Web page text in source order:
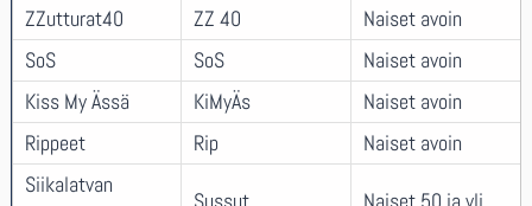
ZZutturat40 ZZ 40
Naiset avoin
SoS
SoS
Naiset avoin
Kiss My Ässä
KiMyÄs
Naiset avoin
Rippeet
Rip
Naiset avoin
Siikalatvan